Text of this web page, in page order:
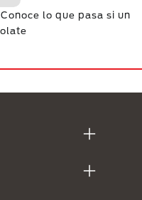
lo que pasa si un